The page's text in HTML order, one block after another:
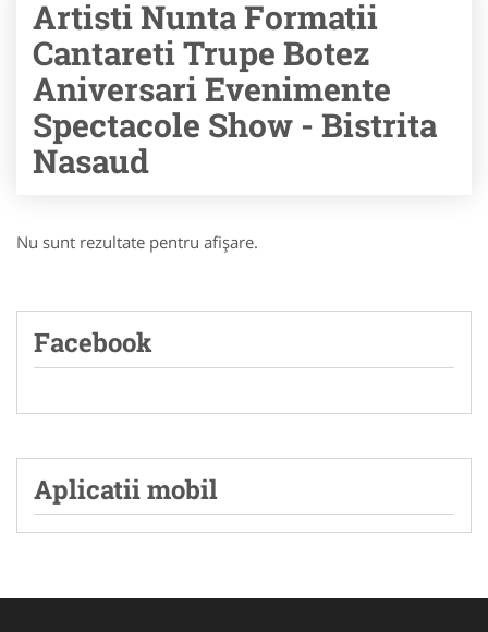
Artisti Nunta Formatii
Cantareti Trupe Botez
Aniversari Evenimente
Spectacole Show - Bistrita
Nasaud
Nu sunt rezultate pentru afişare.
Facebook
Aplicatii mobil